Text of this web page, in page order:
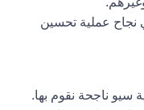
نجاح عملية تحسين
سيو ناجحة نقوم بها.